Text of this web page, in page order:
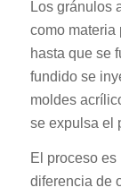
Los gránulos
como materia
hasta que se
fundido se
moldes
se expulsa el
El proceso
diferencia de